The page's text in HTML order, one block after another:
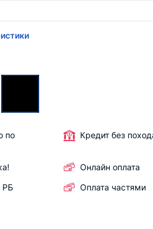
по
Кредит без
Онлайн оплата
РБ
Оплата частями